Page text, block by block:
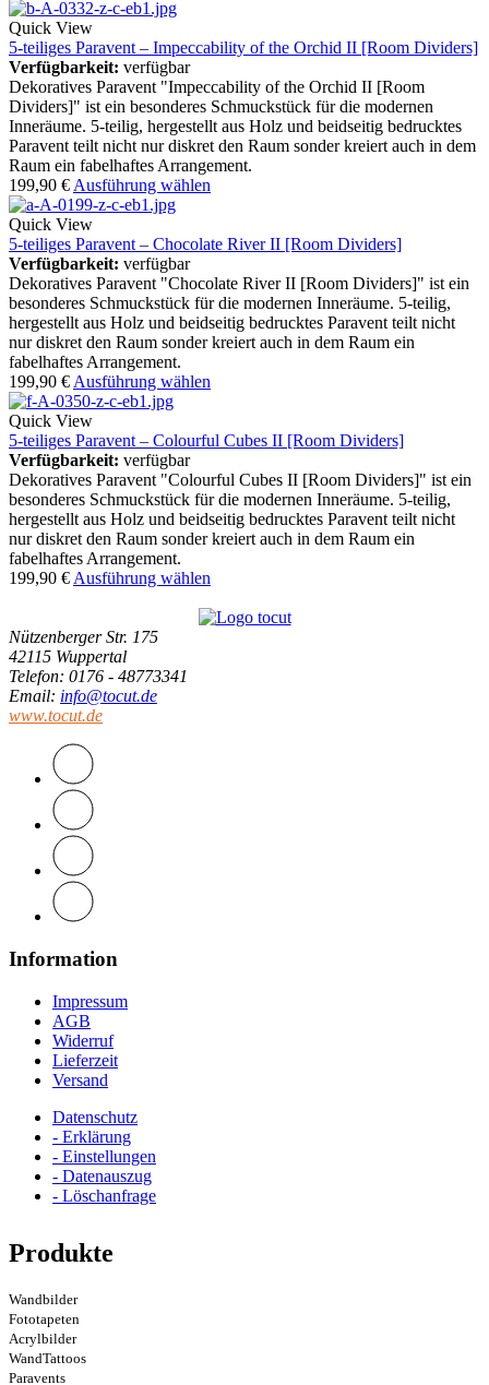
Quick View
5-teiliges Paravent – Impeccability of the Orchid II [Room Dividers]
Verfügbarkeit: verfügbar
Dekoratives Paravent "Impeccability of the Orchid II [Room
Dividers]" ist ein besonderes Schmuckstück für die modernen
Inneräume. 5-teilig, hergestellt aus Holz und beidseitig bedrucktes
Paravent teilt nicht nur diskret den Raum sonder kreiert auch in dem
Raum ein fabelhaftes Arrangement.
199,90 € Ausführung wählen
Quick View
5-teiliges Paravent – Chocolate River II [Room Dividers]
Verfügbarkeit: verfügbar
Dekoratives Paravent "Chocolate River II [Room Dividers]" ist ein
besonderes Schmuckstück für die modernen Inneräume. 5-teilig,
hergestellt aus Holz und beidseitig bedrucktes Paravent teilt nicht
nur diskret den Raum sonder kreiert auch in dem Raum ein
fabelhaftes Arrangement.
199,90 € Ausführung wählen
Quick View
5-teiliges Paravent – Colourful Cubes II [Room Dividers]
Verfügbarkeit: verfügbar
Dekoratives Paravent "Colourful Cubes II [Room Dividers]" ist ein
besonderes Schmuckstück für die modernen Inneräume. 5-teilig,
hergestellt aus Holz und beidseitig bedrucktes Paravent teilt nicht
nur diskret den Raum sonder kreiert auch in dem Raum ein
fabelhaftes Arrangement.
199,90 € Ausführung wählen
Nützenberger Str. 175
42115 Wuppertal
Telefon: 0176 - 48773341
Email: info@tocut.de
www.tocut.de
Information
Impressum
AGB
Widerruf
Lieferzeit
Versand
Datenschutz
- Erklärung
- Einstellungen
- Datenauszug
- Löschanfrage
Produkte
Wandbilder
Fototapeten
Acrylbilder
WandTattoos
Paravents